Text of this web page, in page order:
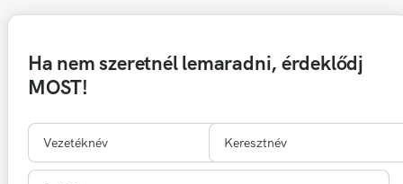
Ha nem szeretnél lemaradni, érdeklődj
MOST!